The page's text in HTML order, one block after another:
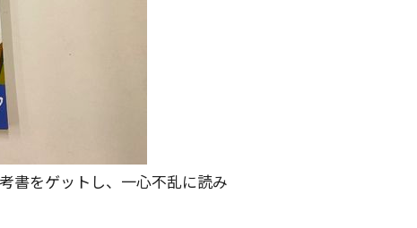
書をゲットし、一心不乱に読み